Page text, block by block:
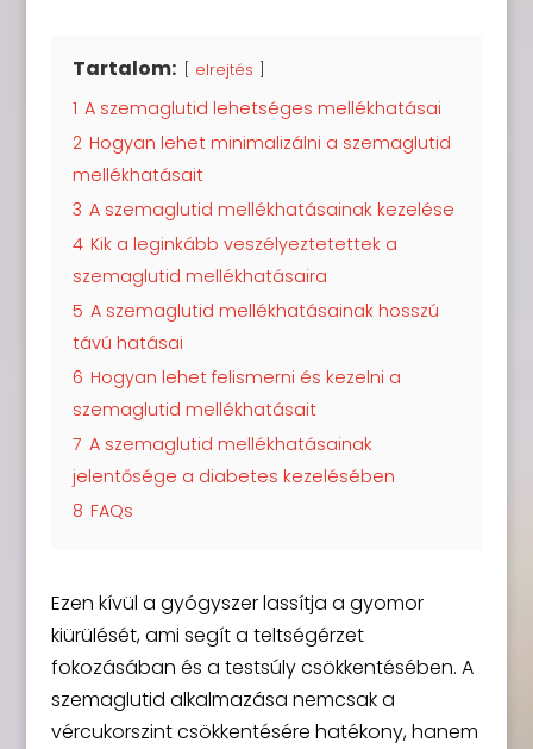
Tartalom: elrejtés
1 A szemaglutid lehetséges mellékhatásai
2 Hogyan lehet minimalizálni a szemaglutid
mellékhatásait
3 A szemaglutid mellékhatásainak kezelése
4 Kik a leginkább veszélyeztetettek a
szemaglutid mellékhatásaira
5 A szemaglutid mellékhatásainak hosszú
távú hatásai
6 Hogyan lehet felismerni és kezelni a
szemaglutid mellékhatásait
7 A szemaglutid mellékhatásainak
jelentősége a diabetes kezelésében
8 FAQs
Ezen kívül a gyógyszer lassítja a gyomor
kiürülését, ami segít a teltségérzet
fokozásában és a testsúly csökkentésében. A
szemaglutid alkalmazása nemcsak a
vércukorszint csökkentésére hatékony, hanem